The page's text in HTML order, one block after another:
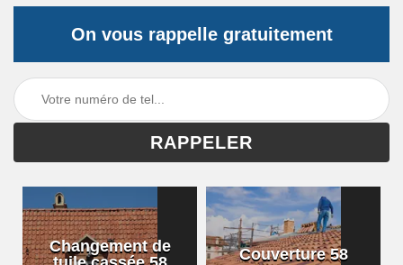
On vous rappelle gratuitement
Changement de
Couverture 58